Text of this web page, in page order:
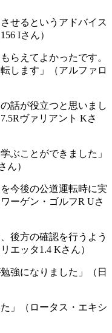
せるというアドバイス
Iさん）
らえてよかったです。
します」（アルファロ
話が役立つと思いまし
ヴァリアント Kさ
ぶことができました」
ん）
今後の公道運転時に実
ーゲン・ゴルフR Uさ
後方の確認を行うよう
エッタ1.4 Kさん）
強になりました」（日
」（ロータス・エキシ